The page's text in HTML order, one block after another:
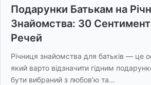
Подарунки Батькам на
Знайомства: 30
Речей
Річниця знайомства для батьків — це
який варто відзначити гідним
бути вибраний з любов’ю та…